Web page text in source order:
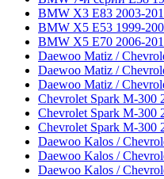
BMW X3 E83 2003-
BMW X5 E53 1999-
BMW X5 E70 2006-
Daewoo Matiz /
Daewoo Matiz /
Daewoo Matiz /
Chevrolet Spark M-300
Chevrolet Spark M-300
Chevrolet Spark M-300
Daewoo Kalos /
Daewoo Kalos /
Daewoo Kalos /